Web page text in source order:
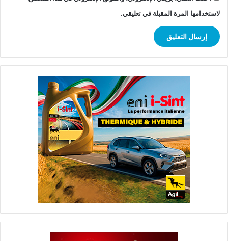
لاستخدامها المرة المقبلة في تعليقي.